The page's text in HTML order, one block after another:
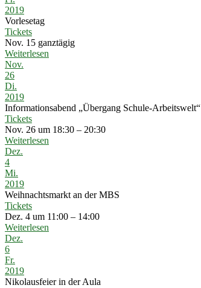
2019
Vorlesetag
Tickets
Nov. 15 ganztägig
Weiterlesen
Nov.
26
Di.
2019
Informationsabend „Übergang Schule-Arbeitswelt“
Tickets
Nov. 26 um 18:30 – 20:30
Weiterlesen
Dez.
4
Mi.
2019
Weihnachtsmarkt an der MBS
Tickets
Dez. 4 um 11:00 – 14:00
Weiterlesen
Dez.
6
Fr.
2019
Nikolausfeier in der Aula